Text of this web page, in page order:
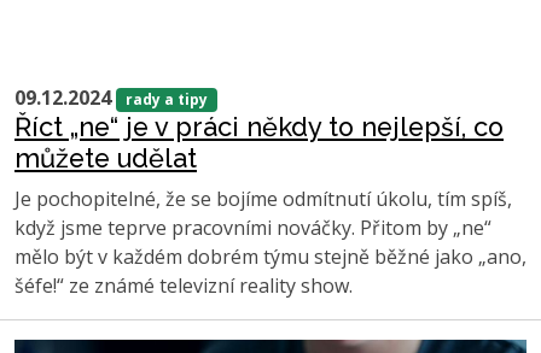
09.12.2024 rady a tipy
Říct „ne“ je v práci někdy to nejlepší, co
můžete udělat
Je pochopitelné, že se bojíme odmítnutí úkolu, tím spíš,
když jsme teprve pracovními nováčky. Přitom by „ne“
mělo být v každém dobrém týmu stejně běžné jako „ano,
šéfe!“ ze známé televizní reality show.